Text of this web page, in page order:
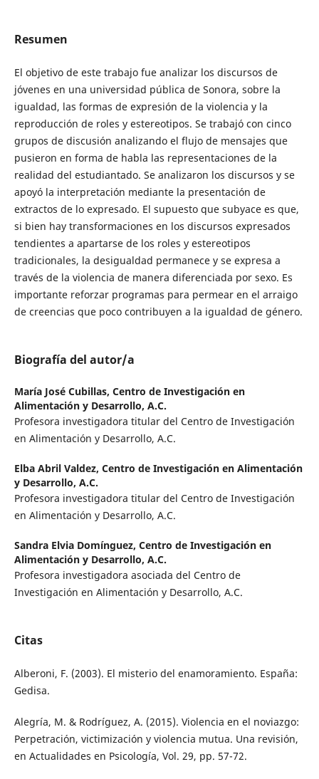
Resumen
El objetivo de este trabajo fue analizar los discursos de
jóvenes en una universidad pública de Sonora, sobre la
igualdad, las formas de expresión de la violencia y la
reproducción de roles y estereotipos. Se trabajó con cinco
grupos de discusión analizando el flujo de mensajes que
pusieron en forma de habla las representaciones de la
realidad del estudiantado. Se analizaron los discursos y se
apoyó la interpretación mediante la presentación de
extractos de lo expresado. El supuesto que subyace es que,
si bien hay transformaciones en los discursos expresados
tendientes a apartarse de los roles y estereotipos
tradicionales, la desigualdad permanece y se expresa a
través de la violencia de manera diferenciada por sexo. Es
importante reforzar programas para permear en el arraigo
de creencias que poco contribuyen a la igualdad de género.
Biografía del autor/a
María José Cubillas, Centro de Investigación en
Alimentación y Desarrollo, A.C.
Profesora investigadora titular del Centro de Investigación
en Alimentación y Desarrollo, A.C.
Elba Abril Valdez, Centro de Investigación en Alimentación
y Desarrollo, A.C.
Profesora investigadora titular del Centro de Investigación
en Alimentación y Desarrollo, A.C.
Sandra Elvia Domínguez, Centro de Investigación en
Alimentación y Desarrollo, A.C.
Profesora investigadora asociada del Centro de
Investigación en Alimentación y Desarrollo, A.C.
Citas
Alberoni, F. (2003). El misterio del enamoramiento. España:
Gedisa.
Alegría, M. & Rodríguez, A. (2015). Violencia en el noviazgo:
Perpetración, victimización y violencia mutua. Una revisión,
en Actualidades en Psicología, Vol. 29, pp. 57-72.